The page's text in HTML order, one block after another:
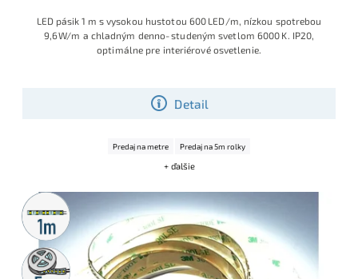
Detail
LED pásik 1 m s vysokou hustotou 600 LED/m, nízkou spotrebou
9,6 W/m a chladným denno‑studeným svetlom 6000 K. IP20,
optimálne pre interiérové osvetlenie.
Predaj na metre Predaj na 5m rolky
+ ďalšie
Metrážny
predaj
5m
rolka